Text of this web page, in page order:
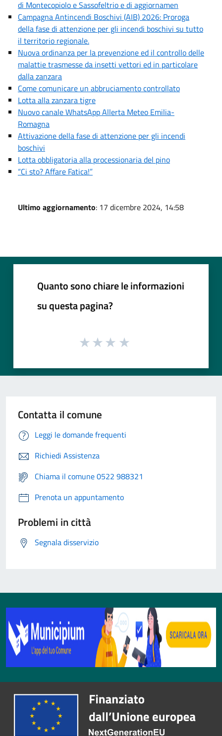
di Montecopiolo e Sassofeltrio e di aggiornamen
Campagna Antincendi Boschivi (AIB) 2026: Proroga
della fase di attenzione per gli incendi boschivi su tutto
il territorio regionale.
Nuova ordinanza per la prevenzione ed il controllo delle
malattie trasmesse da insetti vettori ed in particolare
dalla zanzara
Come comunicare un abbruciamento controllato
Lotta alla zanzara tigre
Nuovo canale WhatsApp Allerta Meteo Emilia-
Romagna
Attivazione della fase di attenzione per gli incendi
boschivi
Lotta obbligatoria alla processionaria del pino
“Ci sto? Affare Fatica!”
Ultimo aggiornamento: 17 dicembre 2024, 14:58
Quanto sono chiare le informazioni
su questa pagina?
Contatta il comune
Leggi le domande frequenti
Richiedi Assistenza
Chiama il comune 0522 988321
Prenota un appuntamento
Problemi in città
Segnala disservizio